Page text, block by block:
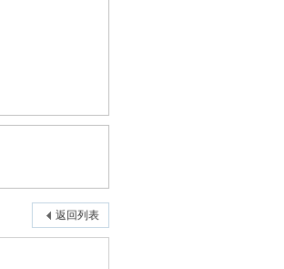
返回列表